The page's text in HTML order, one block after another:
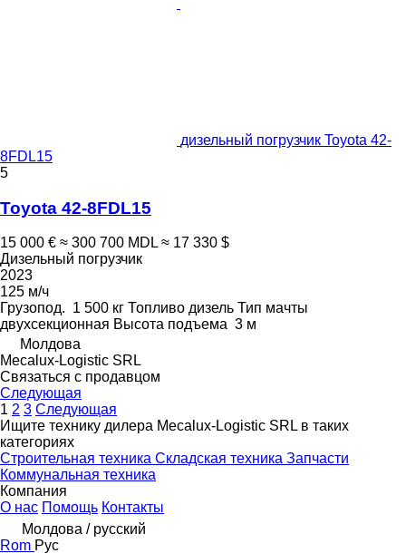
дизельный погрузчик Toyota 42-
8FDL15
5
Toyota 42-8FDL15
15 000 € ≈ 300 700 MDL ≈ 17 330 $
Дизельный погрузчик
2023
125 м/ч
Грузопод. 1 500 кг Топливо дизель Тип мачты
двухсекционная Высота подъема 3 м
Молдова
Mecalux-Logistic SRL
Связаться с продавцом
Следующая
1 2 3 Следующая
Ищите технику дилера Mecalux-Logistic SRL в таких
категориях
Строительная техника Складская техника Запчасти
Коммунальная техника
Компания
О нас Помощь Контакты
Молдова / русский
Rom Рус